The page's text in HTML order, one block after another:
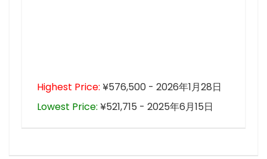
Highest Price: ¥576,500 - 2026年1月28日
Lowest Price: ¥521,715 - 2025年6月15日